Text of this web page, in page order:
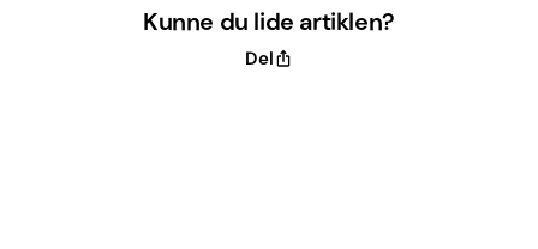
Kunne du lide artiklen?
Del